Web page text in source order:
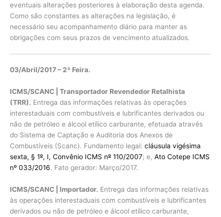
eventuais alterações posteriores à elaboração desta agenda.
Como são constantes as alterações na legislação, é
necessário seu acompanhamento diário para manter as
obrigações com seus prazos de vencimento atualizados.
03/Abril/2017 – 2ª Feira.
ICMS/SCANC | Transportador Revendedor Retalhista
(TRR). Entrega das informações relativas às operações
interestaduais com combustíveis e lubrificantes derivados ou
não de petróleo e álcool etílico carburante, efetuada através
do Sistema de Captação e Auditoria dos Anexos de
Combustíveis (Scanc). Fundamento legal: cláusula vigésima
sexta, § 1º, I, Convênio ICMS nº 110/2007; e, Ato Cotepe ICMS
nº 033/2016. Fato gerador: Março/2017.
ICMS/SCANC | Importador. Entrega das informações relativas
às operações interestaduais com combustíveis e lubrificantes
derivados ou não de petróleo e álcool etílico carburante,